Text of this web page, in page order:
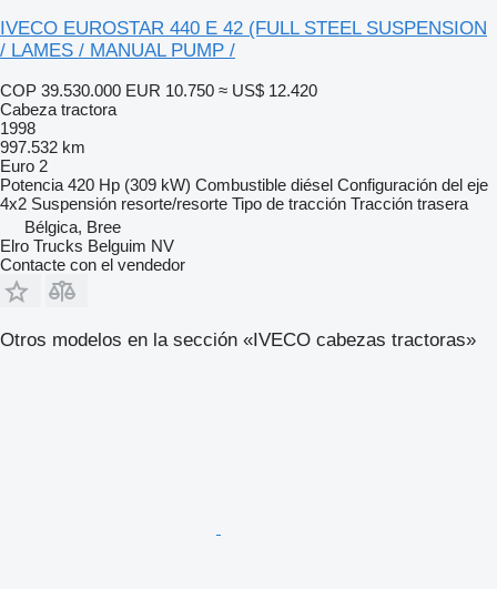
IVECO EUROSTAR 440 E 42 (FULL STEEL SUSPENSION
/ LAMES / MANUAL PUMP /
COP 39.530.000 EUR 10.750 ≈ US$ 12.420
Cabeza tractora
1998
997.532 km
Euro 2
Potencia 420 Hp (309 kW) Combustible diésel Configuración del eje
4x2 Suspensión resorte/resorte Tipo de tracción Tracción trasera
Bélgica, Bree
Elro Trucks Belguim NV
Contacte con el vendedor
Otros modelos en la sección «IVECO cabezas tractoras»